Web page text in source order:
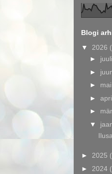
Blogi
▼ 2026
► juuli
►
► mai
►
►
▼
► 2025
► 2024